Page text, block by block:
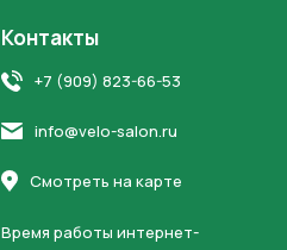
Контакты
+7 (909) 823-66-53
info@velo-salon.ru
Смотреть на карте
Время работы интернет-